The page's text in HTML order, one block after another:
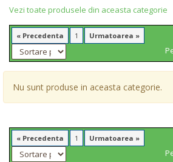
Vezi toate produsele din aceasta categorie
« Precedenta 1 Urmatoarea »
Nu sunt produse in aceasta categorie.
« Precedenta 1 Urmatoarea »